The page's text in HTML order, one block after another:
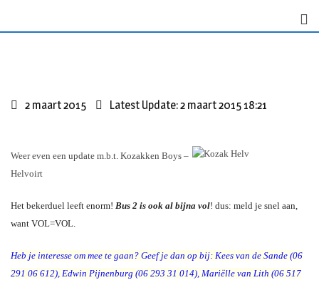
2 maart 2015 Latest Update: 2 maart 2015 18:21
Weer even een update m.b.t. Kozakken Boys –
Helvoirt
Het bekerduel leeft enorm! Bus 2 is ook al bijna vol! dus: meld je snel aan,
want VOL=VOL.
Heb je interesse om mee te gaan? Geef je dan op bij: Kees van de Sande (06
291 06 612), Edwin Pijnenburg (06 293 31 014), Mariëlle van Lith (06 517